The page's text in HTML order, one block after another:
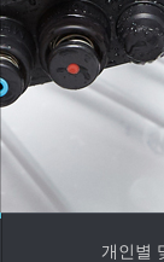
개인별